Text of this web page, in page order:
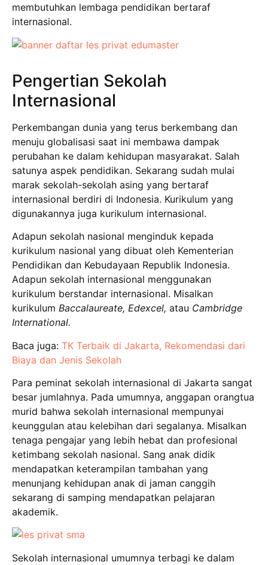
membutuhkan lembaga pendidikan bertaraf
internasional.
Pengertian Sekolah
Internasional
Perkembangan dunia yang terus berkembang dan
menuju globalisasi saat ini membawa dampak
perubahan ke dalam kehidupan masyarakat. Salah
satunya aspek pendidikan. Sekarang sudah mulai
marak sekolah-sekolah asing yang bertaraf
internasional berdiri di Indonesia. Kurikulum yang
digunakannya juga kurikulum internasional.
Adapun sekolah nasional menginduk kepada
kurikulum nasional yang dibuat oleh Kementerian
Pendidikan dan Kebudayaan Republik Indonesia.
Adapun sekolah internasional menggunakan
kurikulum berstandar internasional. Misalkan
kurikulum Baccalaureate, Edexcel, atau Cambridge
International.
Baca juga: TK Terbaik di Jakarta, Rekomendasi dari
Biaya dan Jenis Sekolah
Para peminat sekolah internasional di Jakarta sangat
besar jumlahnya. Pada umumnya, anggapan orangtua
murid bahwa sekolah internasional mempunyai
keunggulan atau kelebihan dari segalanya. Misalkan
tenaga pengajar yang lebih hebat dan profesional
ketimbang sekolah nasional. Sang anak didik
mendapatkan keterampilan tambahan yang
menunjang kehidupan anak di jaman canggih
sekarang di samping mendapatkan pelajaran
akademik.
Sekolah internasional umumnya terbagi ke dalam